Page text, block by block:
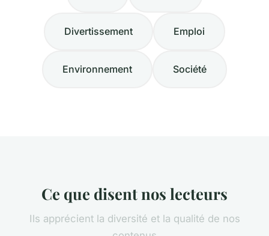
Divertissement Emploi
Environnement Société
Ce que disent nos lecteurs
Ils apprécient la diversité et la qualité de nos